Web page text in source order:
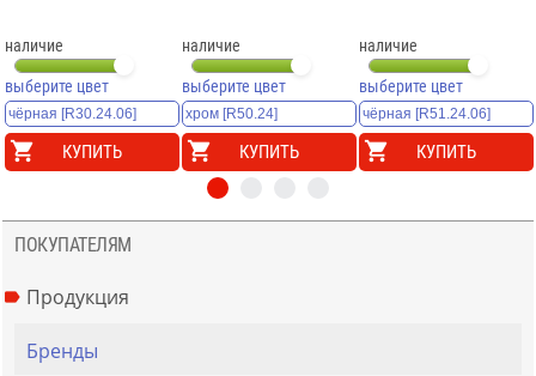
наличие
выберите цвет
КУПИТЬ
наличие
выберите цвет
КУПИТЬ
наличие
выберите цвет
КУПИТЬ
ПОКУПАТЕЛЯМ
Продукция
Бренды